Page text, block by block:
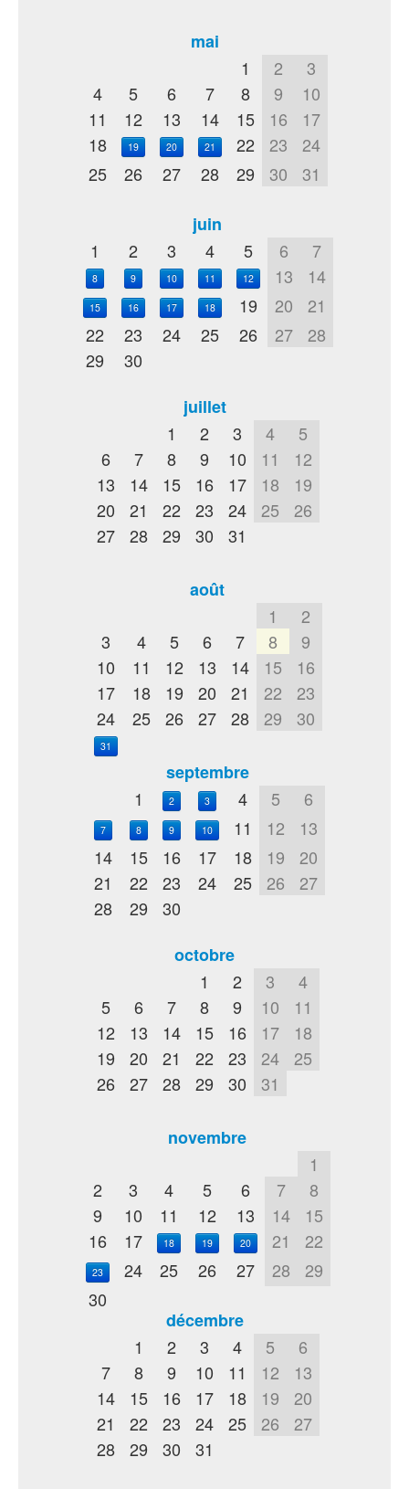
mai
1
2
3
4
5 6 7 8 9
10
11
12 13 14 15 16
17
18
19 20 21 22 23
24
25
26 27 28 29 30 31
juin
1
2 3 4 5 6 7
8 9 10 11 12 13 14
15 16 17 18 19 20
21
22
23 24 25 26 27
28
29
30
juillet
1
2 3 4
5
6
7 8 9 10 11
12
13
14 15 16 17 18
19
20
21 22 23 24 25
26
27
28 29 30 31
août
1
2
3
4 5 6 7 8
9
10
11 12 13 14 15
16
17
18 19 20 21 22
23
24
25 26 27 28 29 30
31
septembre
1
2 3 4 5 6
7 8 9 10 11 12
13
14
15 16 17 18 19
20
21
22 23 24 25 26
27
28
29
30
octobre
1
2 3
4
5
6 7 8 9 10
11
12
13 14 15 16 17
18
19
20 21 22 23 24
25
26
27 28 29 30 31
novembre
1
2
3 4 5 6 7
8
9
10 11 12 13 14
15
16
17 18 19 20 21 22
23 24 25 26 27 28
29
30
décembre
1
2 3 4 5
6
7
8 9 10 11 12
13
14
15 16 17 18 19
20
21
22 23 24 25 26
27
28
29 30 31